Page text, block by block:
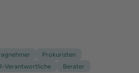
Prokuristen
Verantwortliche Berater